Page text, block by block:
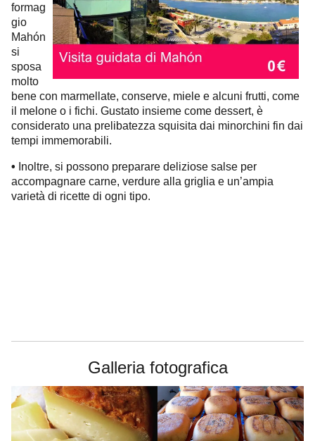
formag
gio
Mahón
si
sposa
molto
bene con marmellate, conserve, miele e alcuni frutti, come
il melone o i fichi. Gustato insieme come dessert, è
considerato una prelibatezza squisita dai minorchini fin dai
tempi immemorabili.
• Inoltre, si possono preparare deliziose salse per
accompagnare carne, verdure alla griglia e un’ampia
varietà di ricette di ogni tipo.
Galleria fotografica